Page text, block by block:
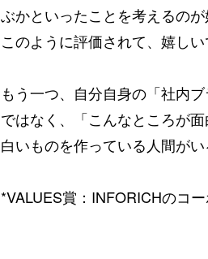
ぶかといったことを考えるの
このように評価されて、嬉しい
もう一つ、自分自身の「社内
ではなく、「こんなところが
白いものを作っている人間が
*VALUES賞：INFORICHのコ